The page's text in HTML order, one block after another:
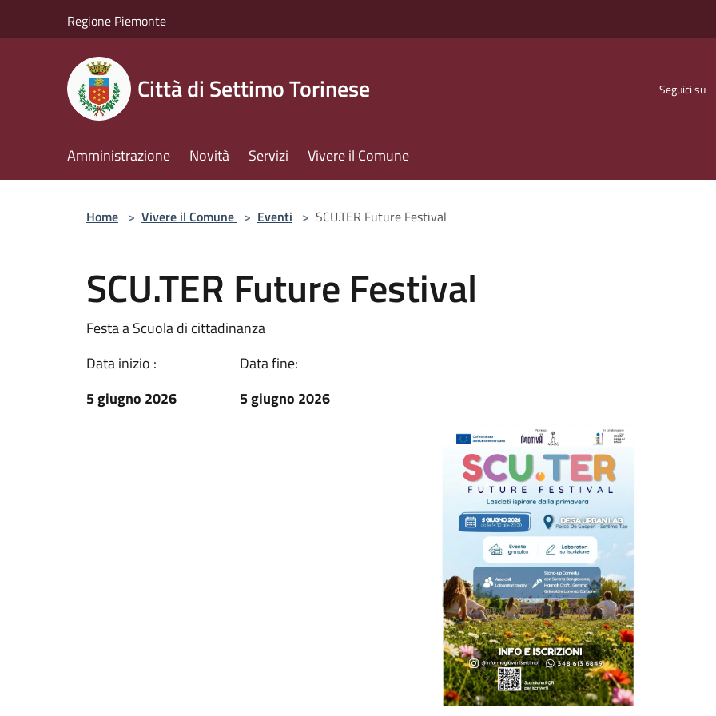
Regione Piemonte
Città di Settimo Torinese Seguici su
Amministrazione Novità Servizi Vivere il Comune
Home > Vivere il Comune > Eventi > SCU.TER Future Festival
SCU.TER Future Festival
Festa a Scuola di cittadinanza
Data inizio :
5 giugno 2026
Data fine:
5 giugno 2026